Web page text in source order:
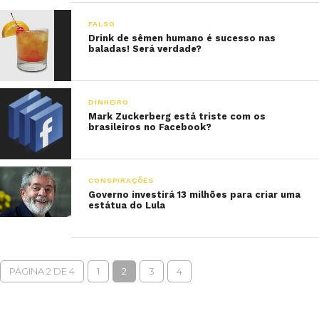
FALSO
Drink de sêmen humano é sucesso nas
baladas! Será verdade?
DINHEIRO
Mark Zuckerberg está triste com os
brasileiros no Facebook?
CONSPIRAÇÕES
Governo investirá 13 milhões para criar uma
estátua do Lula
PÁGINA 2 DE 4 1 2 3 4